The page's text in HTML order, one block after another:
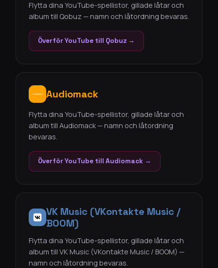
Flytta dina YouTube-spellistor, gillade låtar och
album till Qobuz — namn och låtordning bevaras.
Överför YouTube till Qobuz →
Audiomack
Flytta dina YouTube-spellistor, gillade låtar och
album till Audiomack — namn och låtordning
bevaras.
Överför YouTube till Audiomack →
VK Music (VKontakte Music /
BOOM)
Flytta dina YouTube-spellistor, gillade låtar och
album till VK Music (VKontakte Music / BOOM) —
namn och låtordning bevaras.